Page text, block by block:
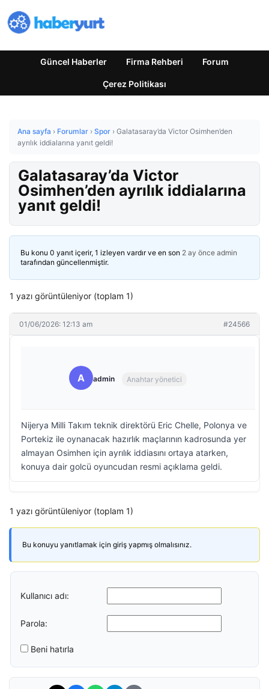
Güncel Haberler Firma Rehberi Forum
Çerez Politikası
Ana sayfa › Forumlar › Spor › Galatasaray’da Victor Osimhen’den
ayrılık iddialarına yanıt geldi!
Galatasaray’da Victor
Osimhen’den ayrılık iddialarına
yanıt geldi!
Bu konu 0 yanıt içerir, 1 izleyen vardır ve en son 2 ay önce admin
tarafından güncellenmiştir.
1 yazı görüntüleniyor (toplam 1)
01/06/2026: 12:13 am #24566
A admin Anahtar yönetici
Nijerya Milli Takım teknik direktörü Eric Chelle, Polonya ve
Portekiz ile oynanacak hazırlık maçlarının kadrosunda yer
almayan Osimhen için ayrılık iddiasını ortaya atarken,
konuya dair golcü oyuncudan resmi açıklama geldi.
1 yazı görüntüleniyor (toplam 1)
Bu konuyu yanıtlamak için giriş yapmış olmalısınız.
Kullanıcı adı:
Parola:
Beni hatırla